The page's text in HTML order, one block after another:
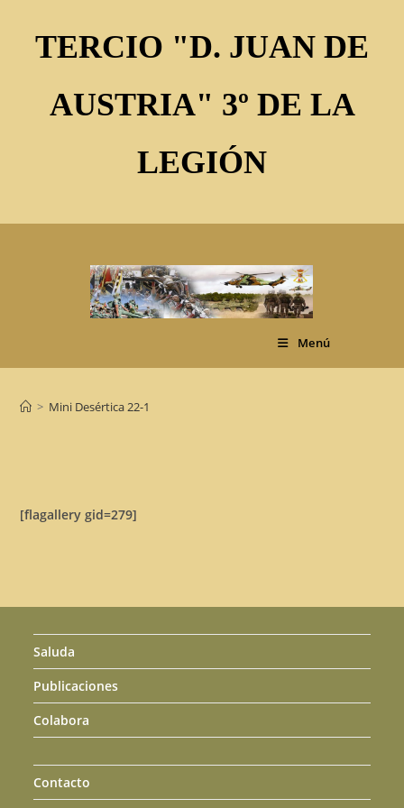
contenidoTERCIO "D. JUAN DE
AUSTRIA" 3º DE LA
LEGIÓN
Menú
> Mini Desértica 22-1
[flagallery gid=279]
Saluda
Publicaciones
Colabora
Contacto